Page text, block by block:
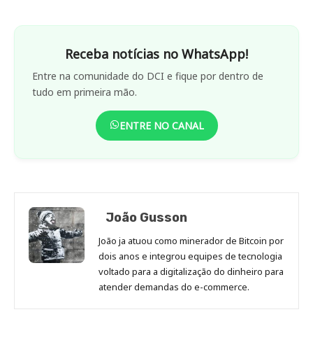
Receba notícias no WhatsApp!
Entre na comunidade do DCI e fique por dentro de
tudo em primeira mão.
ENTRE NO CANAL
João Gusson
João ja atuou como minerador de Bitcoin por
dois anos e integrou equipes de tecnologia
voltado para a digitalização do dinheiro para
atender demandas do e-commerce.